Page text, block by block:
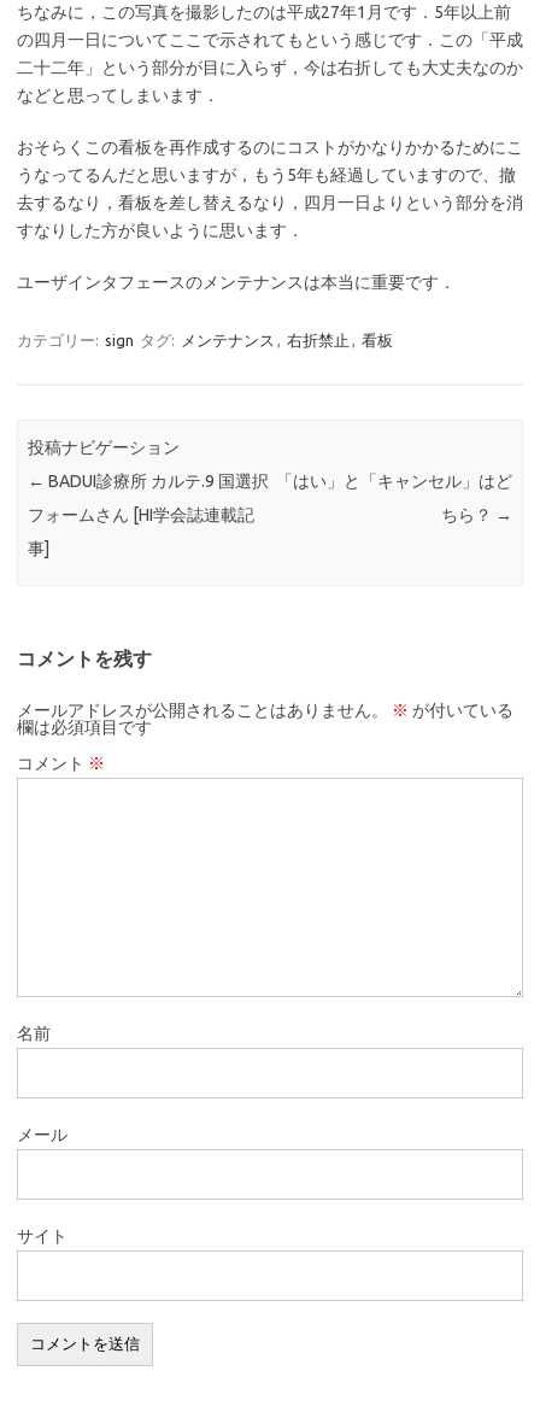
ちなみに，この写真を撮影したのは平成27年1月です．5年以上前
の四月一日についてここで示されてもという感じです．この「平成
二十二年」という部分が目に入らず，今は右折しても大丈夫なのか
などと思ってしまいます．
おそらくこの看板を再作成するのにコストがかなりかかるためにこ
うなってるんだと思いますが，もう5年も経過していますので、撤
去するなり，看板を差し替えるなり，四月一日よりという部分を消
すなりした方が良いように思います．
ユーザインタフェースのメンテナンスは本当に重要です．
カテゴリー: sign タグ: メンテナンス , 右折禁止 , 看板
投稿ナビゲーション
← BADUI診療所 カルテ.9 国選択
フォームさん [HI学会誌連載記
事]
「はい」と「キャンセル」はど
ちら？ →
コメントを残す
メールアドレスが公開されることはありません。 ※ が付いている
欄は必須項目です
コメント ※
名前
メール
サイト